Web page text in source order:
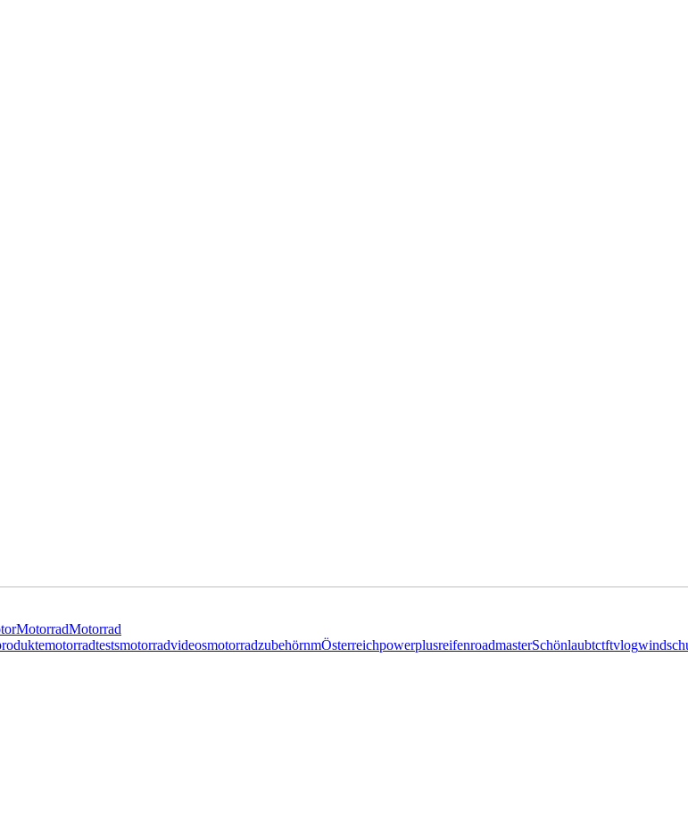
MotorradMotorrad
motorradtestsmotorradvideosmotorradzubehörnmÖsterreichpowerplusreifenroadmasterSchönlaubtctftvlog